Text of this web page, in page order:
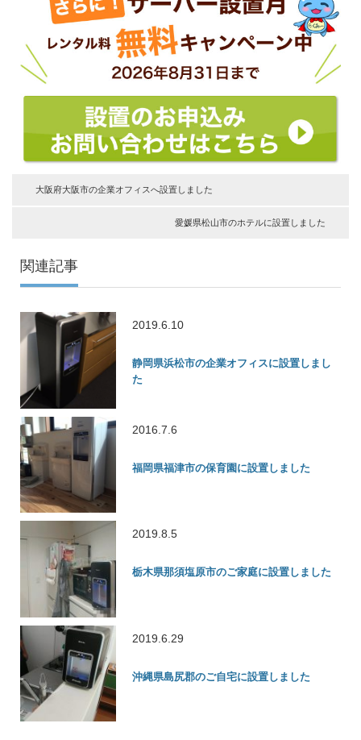
大阪府大阪市の企業オフィスへ設置しました
愛媛県松山市のホテルに設置しました
関連記事
2019.6.10
静岡県浜松市の企業オフィスに設置しまし
た
2016.7.6
福岡県福津市の保育園に設置しました
2019.8.5
栃木県那須塩原市のご家庭に設置しました
2019.6.29
沖縄県島尻郡のご自宅に設置しました